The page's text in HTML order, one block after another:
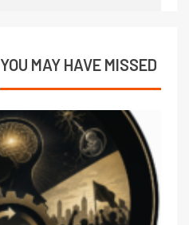
YOU MAY HAVE MISSED